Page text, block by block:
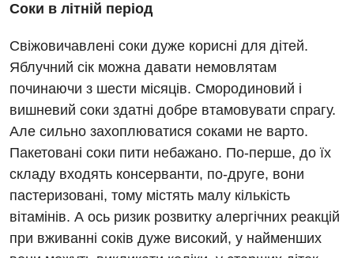
Гінекологічне відділення
Денний стаціонар
Дерматовенерологія
Дієтологія
Кардіологія
Кардіохірургія
Мамологія
Соки в літній період
Свіжовичавлені соки дуже корисні для дітей.
Яблучний сік можна давати немовлятам
починаючи з шести місяців. Смородиновий і
вишневий соки здатні добре втамовувати спрагу.
Але сильно захоплюватися соками не варто.
Пакетовані соки пити небажано. По-перше, до їх
складу входять консерванти, по-друге, вони
пастеризовані, тому містять малу кількість
вітамінів. А ось ризик розвитку алергічних реакцій
при вживанні соків дуже високий, у найменших